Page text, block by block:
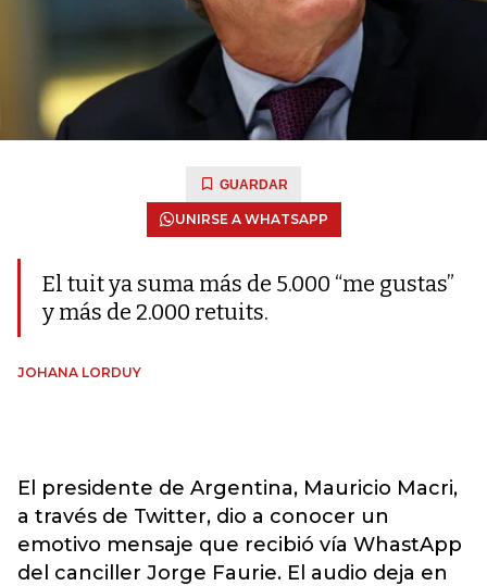
GUARDAR
UNIRSE A WHATSAPP
El tuit ya suma más de 5.000 “me gustas”
y más de 2.000 retuits.
JOHANA LORDUY
El presidente de Argentina, Mauricio Macri,
a través de Twitter, dio a conocer un
emotivo mensaje que recibió vía WhastApp
del canciller Jorge Faurie. El audio deja en